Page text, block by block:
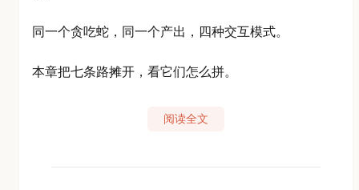
同一个贪吃蛇，同一个产出，四种交互模式。
本章把七条路摊开，看它们怎么拼。
阅读全文